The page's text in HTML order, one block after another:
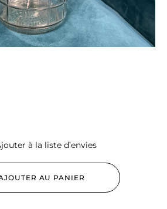
à la liste d’envies
AU PANIER